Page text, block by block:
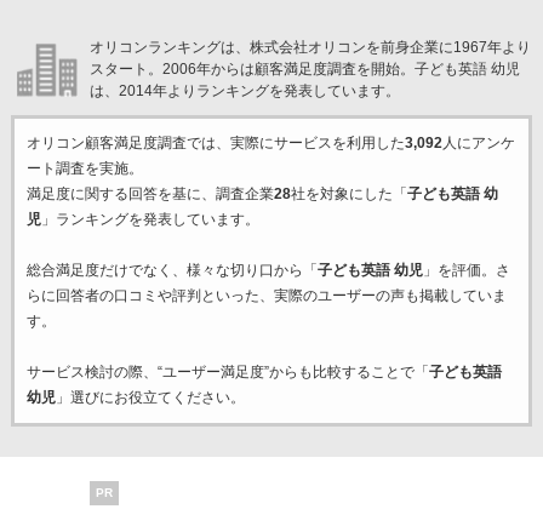
オリコンランキングは、株式会社オリコンを前身企業に1967年より
スタート。2006年からは顧客満足度調査を開始。子ども英語 幼児
は、2014年よりランキングを発表しています。
オリコン顧客満足度調査では、実際にサービスを利用した3,092人にアンケ
ート調査を実施。
満足度に関する回答を基に、調査企業28社を対象にした「 子ども英語 幼
児」ランキングを発表しています。
総合満足度だけでなく、様々な切り口から「 子ども英語 幼児」を評価。さ
らに回答者の口コミや評判といった、実際のユーザーの声も掲載していま
す。
サービス検討の際、“ユーザー満足度”からも比較することで「 子ども英語
幼児」選びにお役立てください。
PR